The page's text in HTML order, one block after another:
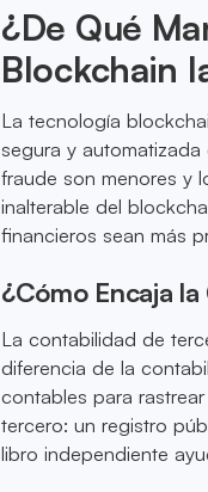
¿De Qué
Blockchain
La tecnología
segura y
fraude son menores y
inalterable del
financieros sean más
¿Cómo Encaja
La contabilidad de
diferencia de la
contables para
tercero: un registro
libro independiente